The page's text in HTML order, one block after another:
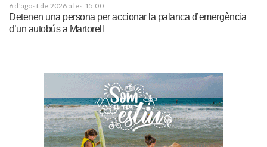
6 d'agost de 2026 a les 15:00
Detenen una persona per accionar la palanca d’emergència
d’un autobús a Martorell